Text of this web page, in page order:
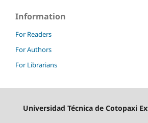
Information
For Readers
For Authors
For Librarians
Universidad Técnica de Cotopaxi